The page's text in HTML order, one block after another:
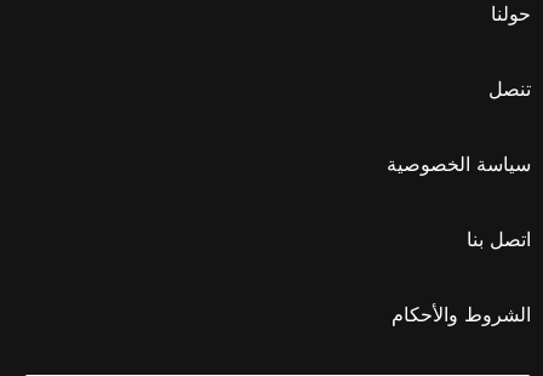
حولنا
تنصل
سياسة الخصوصية
اتصل بنا
الشروط والأحكام